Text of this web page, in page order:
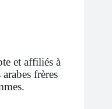
et affiliés à
frères